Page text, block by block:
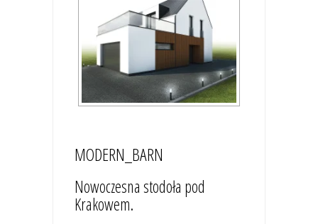
MODERN_BARN
Nowoczesna stodoła pod
Krakowem.